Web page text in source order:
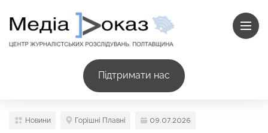
Підтримати нас
Новини Горішні Плавні 09.07.2026